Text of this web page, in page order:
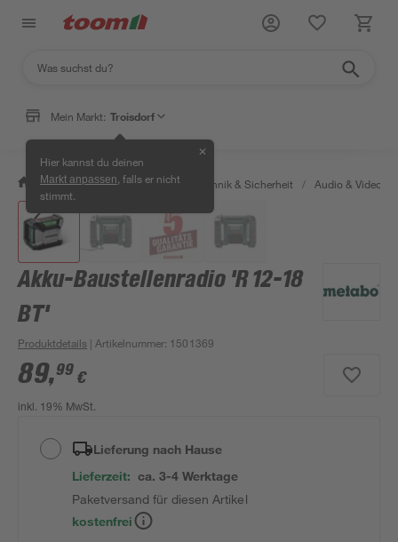
Mein Markt: Troisdorf
Hier kannst du deinen
Markt anpassen , falls er nicht
stimmt.
✕
/ Bauen & Renovieren / Haustechnik & Sicherheit / Audio & Video
Akku-Baustellenradio 'R 12-18
BT'
Produktdetails | Artikelnummer: 1501369
89,99 €
inkl. 19% MwSt.
Lieferung nach Hause
Lieferzeit: ca. 3-4 Werktage
Paketversand für diesen Artikel
kostenfrei